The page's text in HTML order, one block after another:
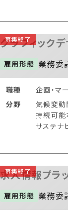
グラフィック
雇用形態 業務委
職種 企画・マ
分野
気候変動
持続可能
サステナ
求人情報プラ
雇用形態 業務委